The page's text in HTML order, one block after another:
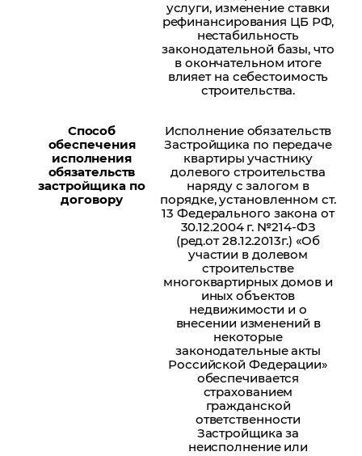
услуги, изменение ставки
рефинансирования ЦБ РФ,
нестабильность
законодательной базы, что
в окончательном итоге
влияет на себестоимость
строительства.
Способ
обеспечения
исполнения
обязательств
застройщика по
договору
Исполнение обязательств
Застройщика по передаче
квартиры участнику
долевого строительства
наряду с залогом в
порядке, установленном ст.
13 Федерального закона от
30.12.2004 г. №214-ФЗ
(ред.от 28.12.2013г.) «Об
участии в долевом
строительстве
многоквартирных домов и
иных объектов
недвижимости и о
внесении изменений в
некоторые
законодательные акты
Российской Федерации»
обеспечивается
страхованием
гражданской
ответственности
Застройщика за
неисполнение или